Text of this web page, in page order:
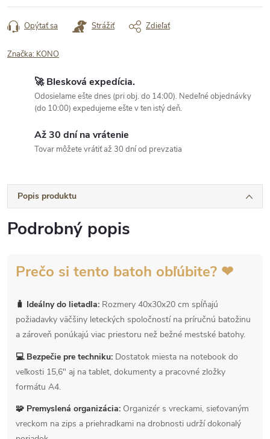
cena:
Opýtať sa Strážiť Zdieľať
Značka: KONO
🚀 Blesková expedícia.
Odosielame ešte dnes (pri obj. do 14:00). Nedeľné objednávky
(do 10:00) expedujeme ešte v ten istý deň.
Až 30 dní na vrátenie
Tovar môžete vrátiť až 30 dní od prevzatia
Popis produktu
Podrobný popis
Prečo si tento batoh obľúbite? ❤
🧳 Ideálny do lietadla: Rozmery 40x30x20 cm spĺňajú
požiadavky väčšiny leteckých spoločností na príručnú batožinu
a zároveň ponúkajú viac priestoru než bežné mestské batohy.
💻 Bezpečie pre techniku: Dostatok miesta na notebook do
veľkosti 15,6" aj na tablet, dokumenty a pracovné zložky
formátu A4.
🧩 Premyslená organizácia: Organizér s vreckami, sieťovaným
vreckom na zips a priehradkami na drobnosti udrží dokonalý